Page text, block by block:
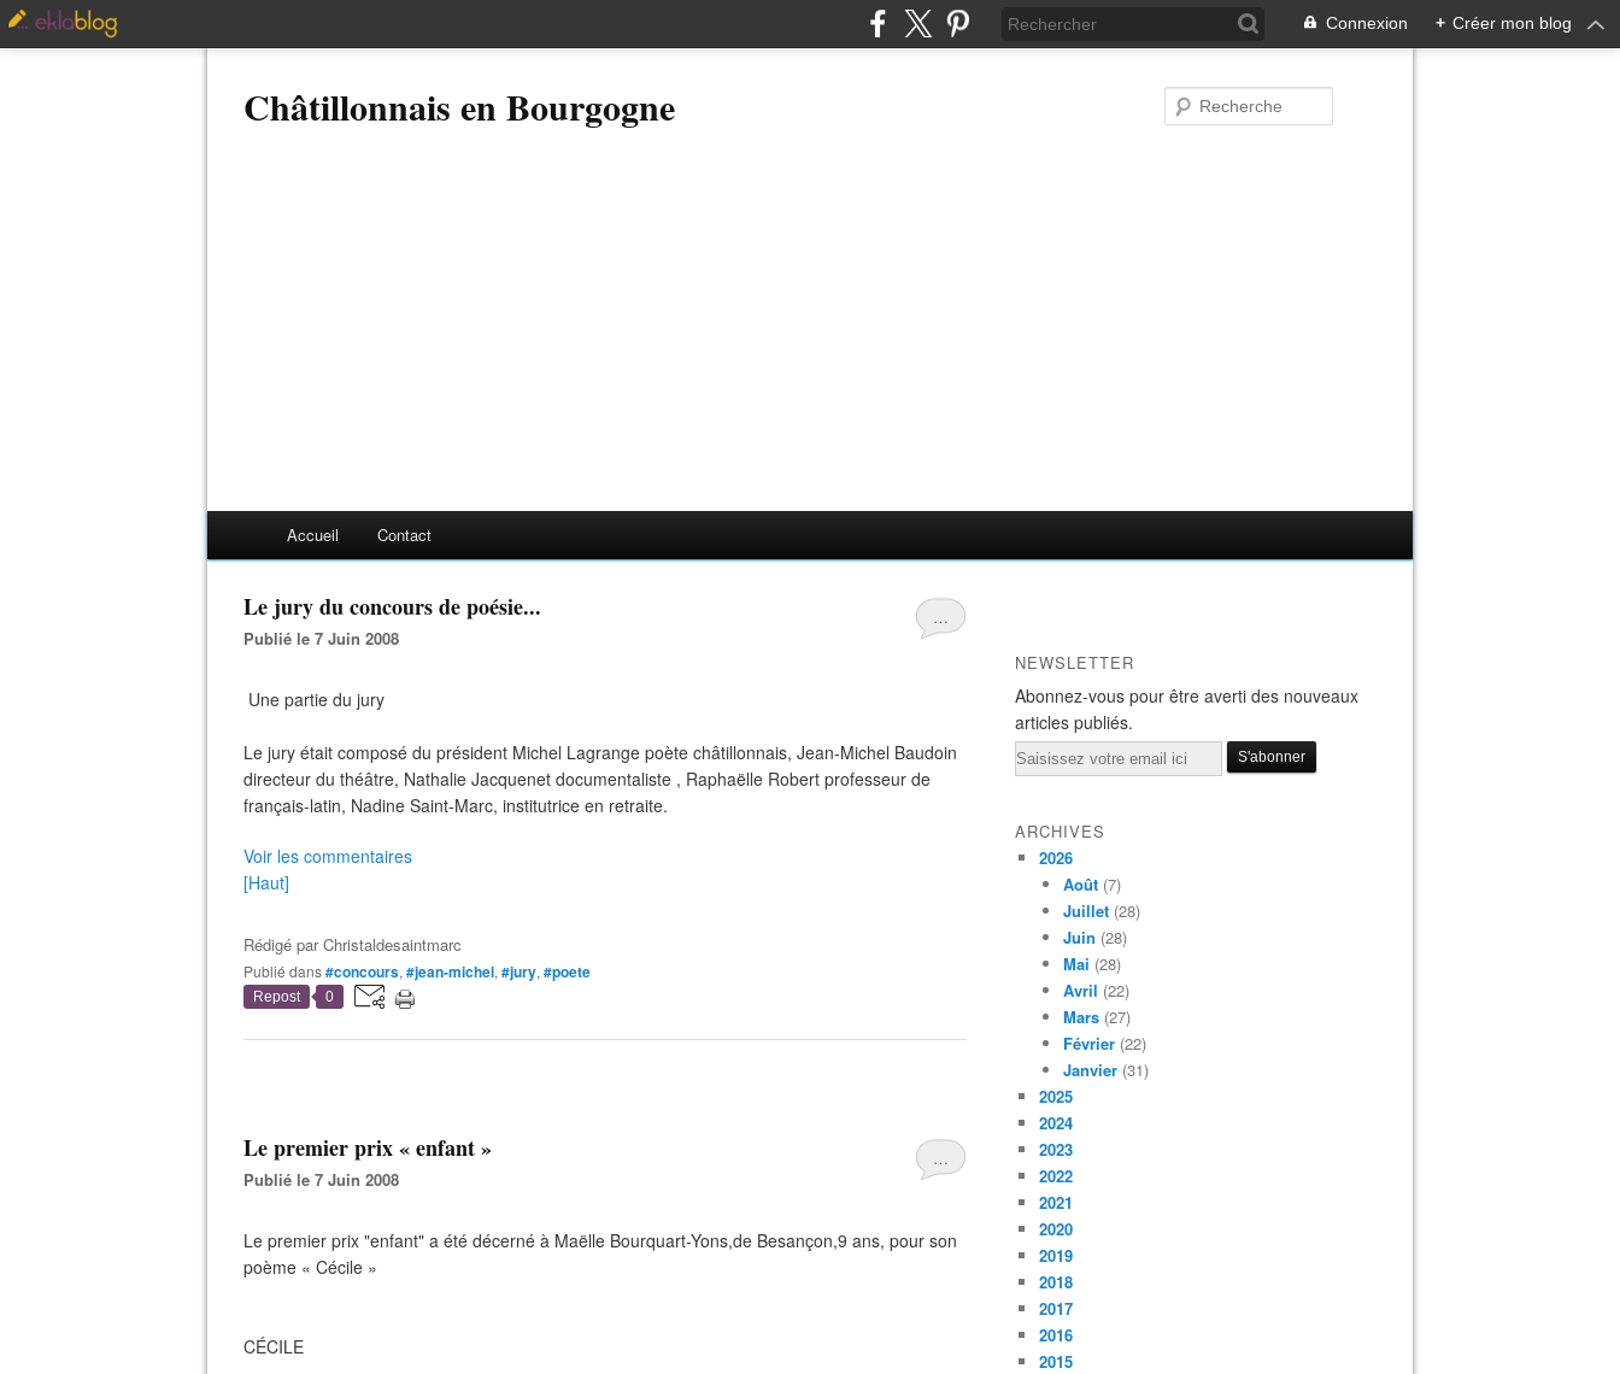
Connexion + Créer mon blog
Châtillonnais en Bourgogne
Accueil Contact
…
Le jury du concours de poésie...
Publié le 7 Juin 2008
Une partie du jury
Le jury était composé du président Michel Lagrange poète châtillonnais, Jean-Michel Baudoin
directeur du théâtre, Nathalie Jacquenet documentaliste , Raphaëlle Robert professeur de
français-latin, Nadine Saint-Marc, institutrice en retraite.
Voir les commentaires
[Haut]
Rédigé parChristaldesaintmarc
Publié dans#concours, #jean-michel, #jury, #poete
Repost 0
…
Le premier prix « enfant »
Publié le 7 Juin 2008
Le premier prix "enfant" a été décerné à Maëlle Bourquart-Yons,de Besançon,9 ans, pour son
poème « Cécile »
CÉCILE
NEWSLETTER
Abonnez-vous pour être averti des nouveaux
articles publiés.
Email
ARCHIVES
2026
Août (7)
Juillet (28)
Juin (28)
Mai (28)
Avril (22)
Mars (27)
Février (22)
Janvier (31)
2025
2024
2023
2022
2021
2020
2019
2018
2017
2016
2015